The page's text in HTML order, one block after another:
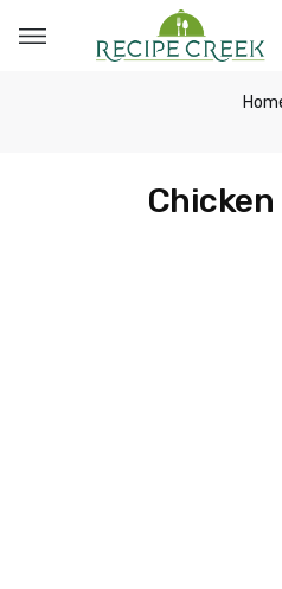
Chicken